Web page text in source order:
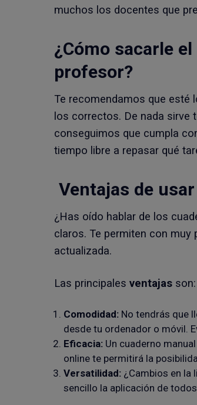
muchos los docentes que
¿Cómo sacarle
profesor?
Te recomendamos que esté
los correctos. De nada sirve
conseguimos que cumpla
tiempo libre a repasar qué
Ventajas de
¿Has oído hablar de los
claros. Te permiten con
actualizada.
Las principales ventajas son:
Comodidad: No tendrás que
desde tu ordenador o móvil.
Eficacia: Un cuaderno
online te permitirá la
Versatilidad: ¿Cambios en la
sencillo la aplicación de